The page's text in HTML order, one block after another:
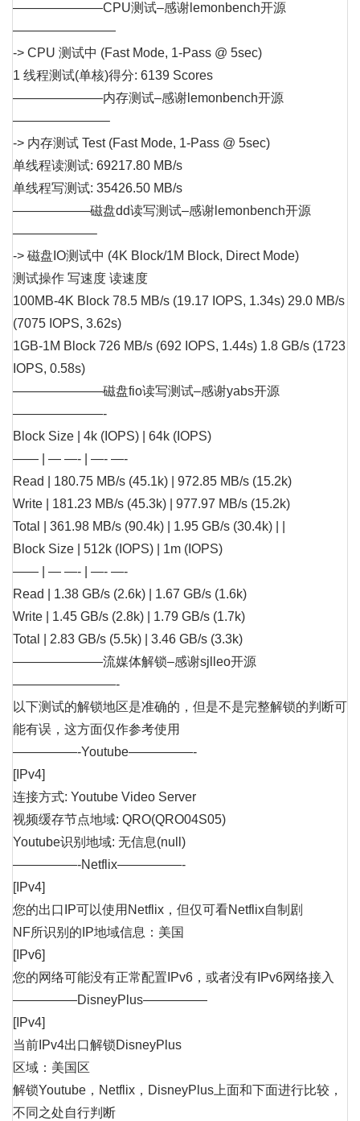
———————CPU测试–感谢lemonbench开源
————————
-> CPU 测试中 (Fast Mode, 1-Pass @ 5sec)
1 线程测试(单核)得分: 6139 Scores
———————内存测试–感谢lemonbench开源
———————–
-> 内存测试 Test (Fast Mode, 1-Pass @ 5sec)
单线程读测试: 69217.80 MB/s
单线程写测试: 35426.50 MB/s
——————磁盘dd读写测试–感谢lemonbench开源
——————–
-> 磁盘IO测试中 (4K Block/1M Block, Direct Mode)
测试操作 写速度 读速度
100MB-4K Block 78.5 MB/s (19.17 IOPS, 1.34s) 29.0 MB/s
(7075 IOPS, 3.62s)
1GB-1M Block 726 MB/s (692 IOPS, 1.44s) 1.8 GB/s (1723
IOPS, 0.58s)
———————磁盘fio读写测试–感谢yabs开源
———————-
Block Size | 4k (IOPS) | 64k (IOPS)
—— | — —- | —- —-
Read | 180.75 MB/s (45.1k) | 972.85 MB/s (15.2k)
Write | 181.23 MB/s (45.3k) | 977.97 MB/s (15.2k)
Total | 361.98 MB/s (90.4k) | 1.95 GB/s (30.4k) | |
Block Size | 512k (IOPS) | 1m (IOPS)
—— | — —- | —- —-
Read | 1.38 GB/s (2.6k) | 1.67 GB/s (1.6k)
Write | 1.45 GB/s (2.8k) | 1.79 GB/s (1.7k)
Total | 2.83 GB/s (5.5k) | 3.46 GB/s (3.3k)
———————流媒体解锁–感谢sjlleo开源
————————-
以下测试的解锁地区是准确的，但是不是完整解锁的判断可
能有误，这方面仅作参考使用
—————-Youtube—————-
[IPv4]
连接方式: Youtube Video Server
视频缓存节点地域: QRO(QRO04S05)
Youtube识别地域: 无信息(null)
—————-Netflix—————-
[IPv4]
您的出口IP可以使用Netflix，但仅可看Netflix自制剧
NF所识别的IP地域信息：美国
[IPv6]
您的网络可能没有正常配置IPv6，或者没有IPv6网络接入
—————DisneyPlus—————
[IPv4]
当前IPv4出口解锁DisneyPlus
区域：美国区
解锁Youtube，Netflix，DisneyPlus上面和下面进行比较，
不同之处自行判断